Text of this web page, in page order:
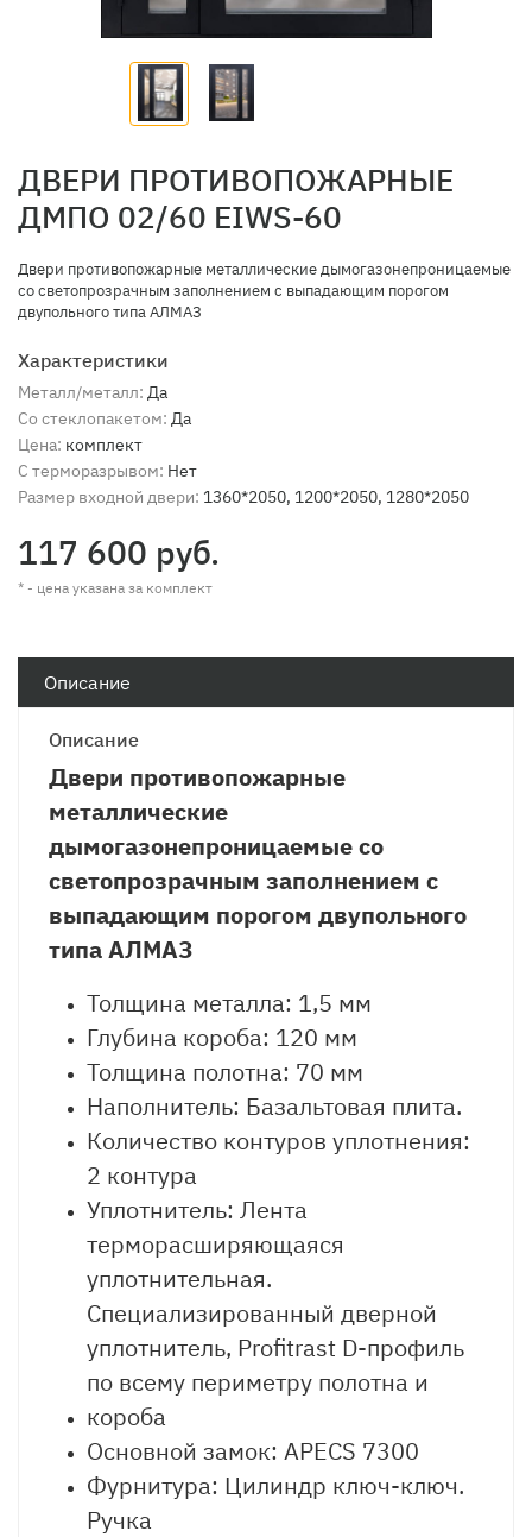
ДВЕРИ ПРОТИВОПОЖАРНЫЕ
ДМПО 02/60 EIWS-60
Двери противопожарные металлические дымогазонепроницаемые
со светопрозрачным заполнением с выпадающим порогом
двупольного типа АЛМАЗ
Характеристики
Металл/металл: Да
Со стеклопакетом: Да
Цена: комплект
С терморазрывом: Нет
Размер входной двери: 1360*2050, 1200*2050, 1280*2050
117 600 руб.
* - цена указана за комплект
Описание
Описание
Двери противопожарные
металлические
дымогазонепроницаемые со
светопрозрачным заполнением с
выпадающим порогом двупольного
типа АЛМАЗ
Толщина металла: 1,5 мм
Глубина короба: 120 мм
Толщина полотна: 70 мм
Наполнитель: Базальтовая плита.
Количество контуров уплотнения:
2 контура
Уплотнитель: Лента
терморасширяющаяся
уплотнительная.
Специализированный дверной
уплотнитель, Profitrast D-профиль
по всему периметру полотна и
короба
Основной замок: APECS 7300
Фурнитура: Цилиндр ключ-ключ.
Ручка